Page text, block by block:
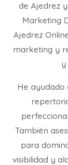
de Ajedrez
Marketing
Ajedrez
marketing y
y
He ayudado
También
para
visibilidad y